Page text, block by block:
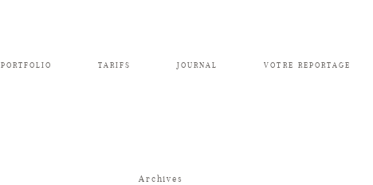
PORTFOLIO TARIFS JOURNAL VOTRE REPORTAGE
Archives